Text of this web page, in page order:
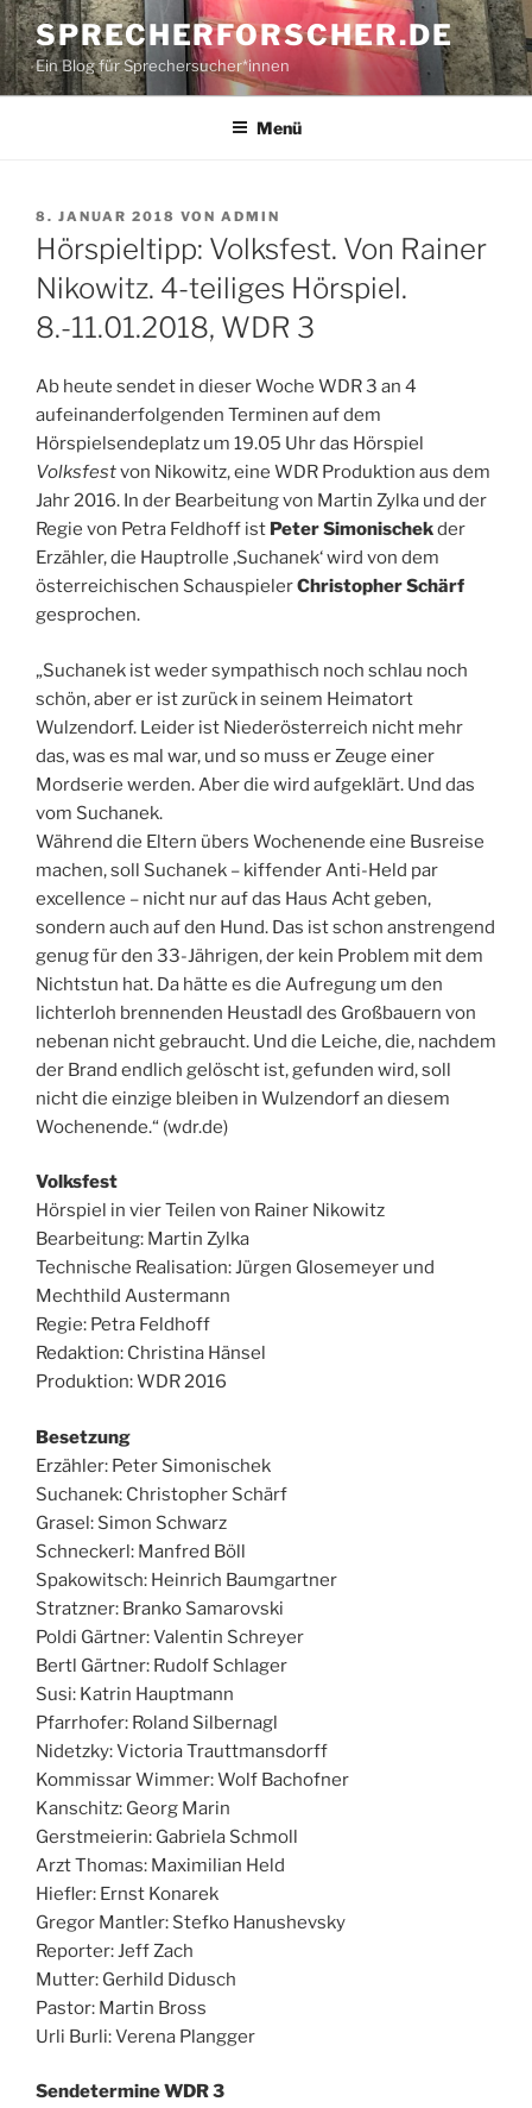
Zum
Inhalt
springen
SPRECHERFORSCHER.DE
Ein Blog für Sprechersucher*innen
Menü
VERÖFFENTLICHT
AM
8. JANUAR 2018 VON ADMIN
Hörspieltipp: Volksfest. Von Rainer
Nikowitz. 4-teiliges Hörspiel.
8.-11.01.2018, WDR 3
Ab heute sendet in dieser Woche WDR 3 an 4
aufeinanderfolgenden Terminen auf dem
Hörspielsendeplatz um 19.05 Uhr das Hörspiel
Volksfestvon Nikowitz, eine WDR Produktion aus dem
Jahr 2016. In der Bearbeitung von Martin Zylka und der
Regie von Petra Feldhoff ist Peter Simonischekder
Erzähler, die Hauptrolle ‚Suchanek‘ wird von dem
österreichischen SchauspielerChristopher Schärf
gesprochen.
„Suchanek ist weder sympathisch noch schlau noch
schön, aber er ist zurück in seinem Heimatort
Wulzendorf. Leider ist Niederösterreich nicht mehr
das, was es mal war, und so muss er Zeuge einer
Mordserie werden. Aber die wird aufgeklärt. Und das
vom Suchanek.
Während die Eltern übers Wochenende eine Busreise
machen, soll Suchanek – kiffender Anti-Held par
excellence – nicht nur auf das Haus Acht geben,
sondern auch auf den Hund. Das ist schon anstrengend
genug für den 33-Jährigen, der kein Problem mit dem
Nichtstun hat. Da hätte es die Aufregung um den
lichterloh brennenden Heustadl des Großbauern von
nebenan nicht gebraucht. Und die Leiche, die, nachdem
der Brand endlich gelöscht ist, gefunden wird, soll
nicht die einzige bleiben in Wulzendorf an diesem
Wochenende.“ (wdr.de)
Volksfest
Hörspiel in vier Teilen von Rainer Nikowitz
Bearbeitung: Martin Zylka
Technische Realisation: Jürgen Glosemeyer und
Mechthild Austermann
Regie: Petra Feldhoff
Redaktion: Christina Hänsel
Produktion: WDR 2016
Besetzung
Erzähler: Peter Simonischek
Suchanek: Christopher Schärf
Grasel: Simon Schwarz
Schneckerl: Manfred Böll
Spakowitsch: Heinrich Baumgartner
Stratzner: Branko Samarovski
Poldi Gärtner: Valentin Schreyer
Bertl Gärtner: Rudolf Schlager
Susi: Katrin Hauptmann
Pfarrhofer: Roland Silbernagl
Nidetzky: Victoria Trauttmansdorff
Kommissar Wimmer: Wolf Bachofner
Kanschitz: Georg Marin
Gerstmeierin: Gabriela Schmoll
Arzt Thomas: Maximilian Held
Hiefler: Ernst Konarek
Gregor Mantler: Stefko Hanushevsky
Reporter: Jeff Zach
Mutter: Gerhild Didusch
Pastor: Martin Bross
Urli Burli: Verena Plangger
Sendetermine WDR 3